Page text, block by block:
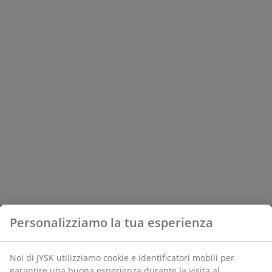
Personalizziamo la tua esperienza
Noi di JYSK utilizziamo cookie e identificatori mobili per